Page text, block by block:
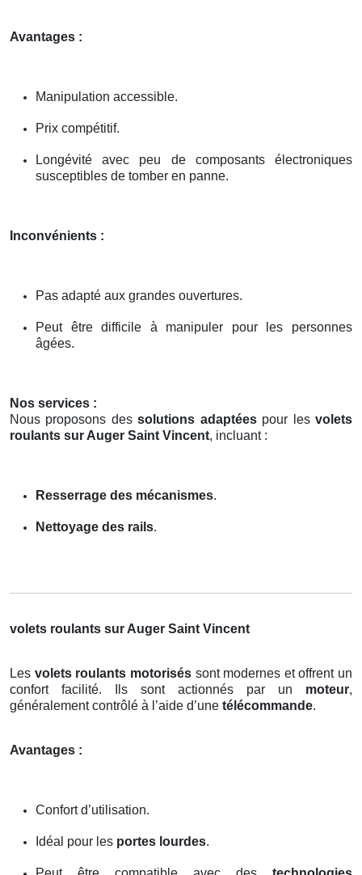
Avantages :
Manipulation accessible.
Prix compétitif.
Longévité avec peu de composants électroniques
susceptibles de tomber en panne.
Inconvénients :
Pas adapté aux grandes ouvertures.
Peut être difficile à manipuler pour les personnes
âgées.
Nos services :
Nous proposons dessolutions adaptéespour lesvolets
roulants sur Auger Saint Vincent, incluant :
Resserrage des mécanismes.
Nettoyage des rails.
volets roulants sur Auger Saint Vincent
Les volets roulants motoriséssont modernes et offrent un
confort facilité. Ils sont actionnés par un moteur,
généralement contrôlé à l’aide d’une télécommande.
Avantages :
Confort d’utilisation.
Idéal pour les portes lourdes.